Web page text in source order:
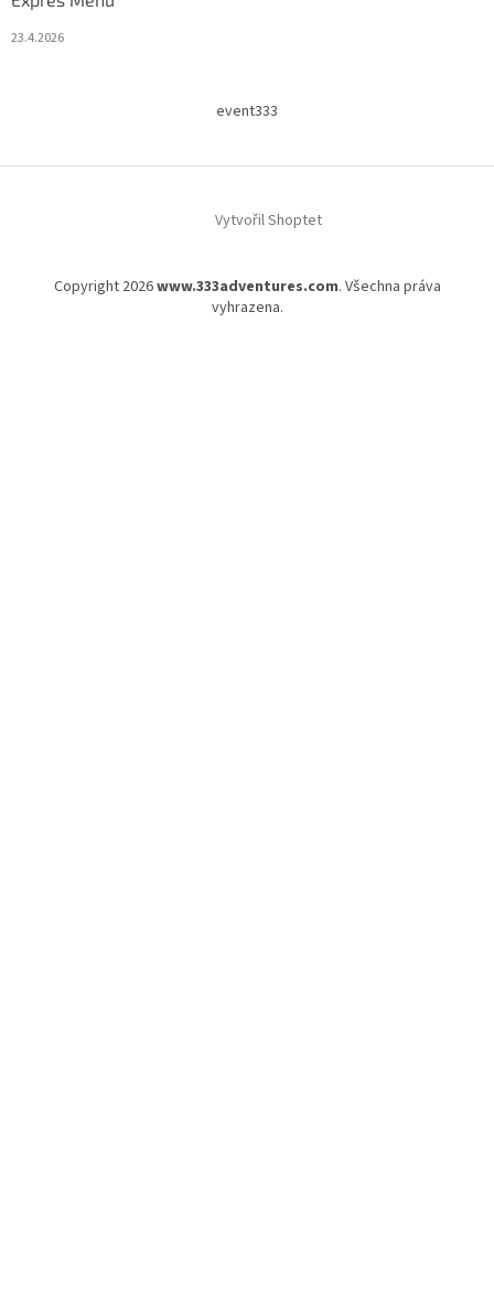
23.4.2026
event333
Vytvořil Shoptet
Copyright 2026www.333adventures.com. Všechna práva
vyhrazena.